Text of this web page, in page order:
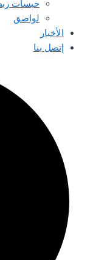
حبسات
لواصق
الأخبار
إتصل بنا